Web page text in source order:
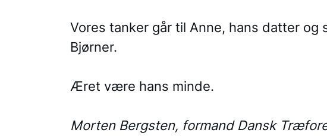
Vores tanker går til Anne, hans datter og
Bjørner.
Æret være hans minde.
Morten Bergsten, formand Dansk